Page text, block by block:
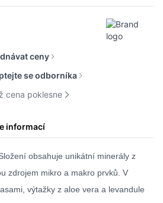
ceny
se odborníka
cena poklesne
informací
obsahuje unikátní minerály z
zdrojem mikro a makro prvků. V
výtažky z aloe vera a levandule